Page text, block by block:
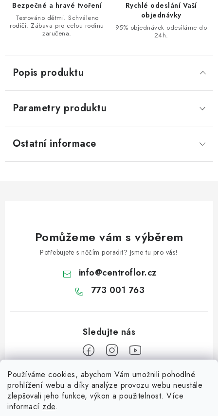
Používáme cookies, abychom Vám umožnili pohodlné
prohlížení webu a díky analýze provozu webu neustále
zlepšovali jeho funkce, výkon a použitelnost. Více
informací zde.
Bezpečné a hravé tvoření
Testováno dětmi. Schváleno
rodiči. Zábava pro celou rodinu
zaručena.
Rychlé odeslání Vaší
objednávky
95% objednávek odesíláme do
24h.
Popis produktu
Parametry produktu
Ostatní informace
Pomůžeme vám s výběrem
Potřebujete s něčím poradit? Jsme tu pro vás!
info@centroflor.cz
773 001 763
Informace pro vás